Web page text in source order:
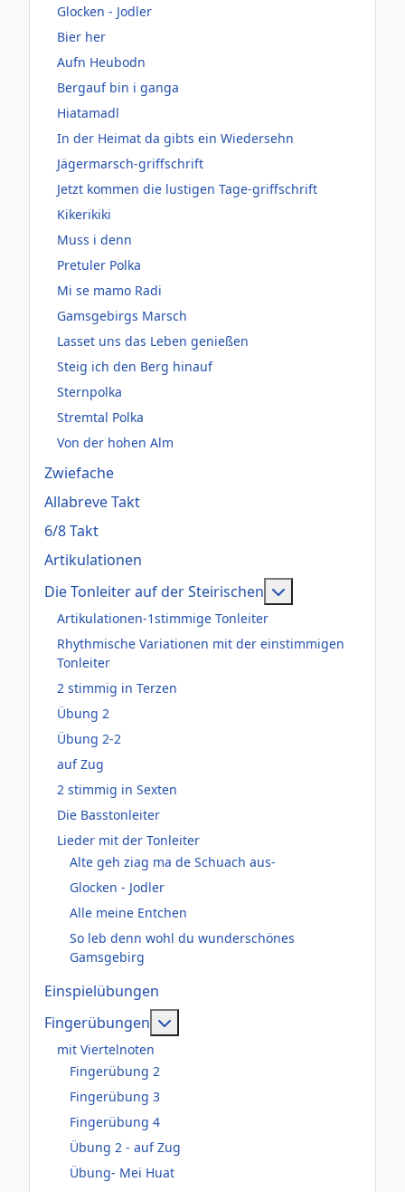
Glocken - Jodler
Bier her
Aufn Heubodn
Bergauf bin i ganga
Hiatamadl
In der Heimat da gibts ein Wiedersehn
Jägermarsch-griffschrift
Jetzt kommen die lustigen Tage-griffschrift
Kikerikiki
Muss i denn
Pretuler Polka
Mi se mamo Radi
Gamsgebirgs Marsch
Lasset uns das Leben genießen
Steig ich den Berg hinauf
Sternpolka
Stremtal Polka
Von der hohen Alm
Zwiefache
Allabreve Takt
6/8 Takt
Artikulationen
Die Tonleiter auf der Steirischen
Artikulationen-1stimmige Tonleiter
Rhythmische Variationen mit der einstimmigen
Tonleiter
2 stimmig in Terzen
Übung 2
Übung 2-2
auf Zug
2 stimmig in Sexten
Die Basstonleiter
Lieder mit der Tonleiter
Alte geh ziag ma de Schuach aus-
Glocken - Jodler
Alle meine Entchen
So leb denn wohl du wunderschönes
Gamsgebirg
Einspielübungen
Fingerübungen
mit Viertelnoten
Fingerübung 2
Fingerübung 3
Fingerübung 4
Übung 2 - auf Zug
Übung- Mei Huat